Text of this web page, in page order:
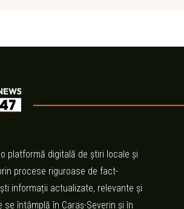
platformă digitală de știri locale și
procese riguroase de fact-
informații actualizate, relevante și
întâmplă în Caraș-Severin și în